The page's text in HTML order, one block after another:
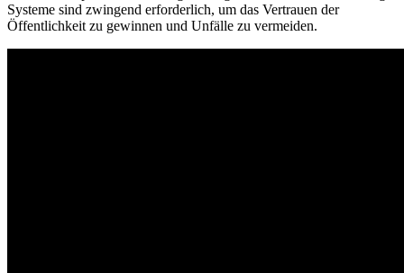
Systeme sind zwingend erforderlich, um das Vertrauen der
Öffentlichkeit zu gewinnen und Unfälle zu vermeiden.